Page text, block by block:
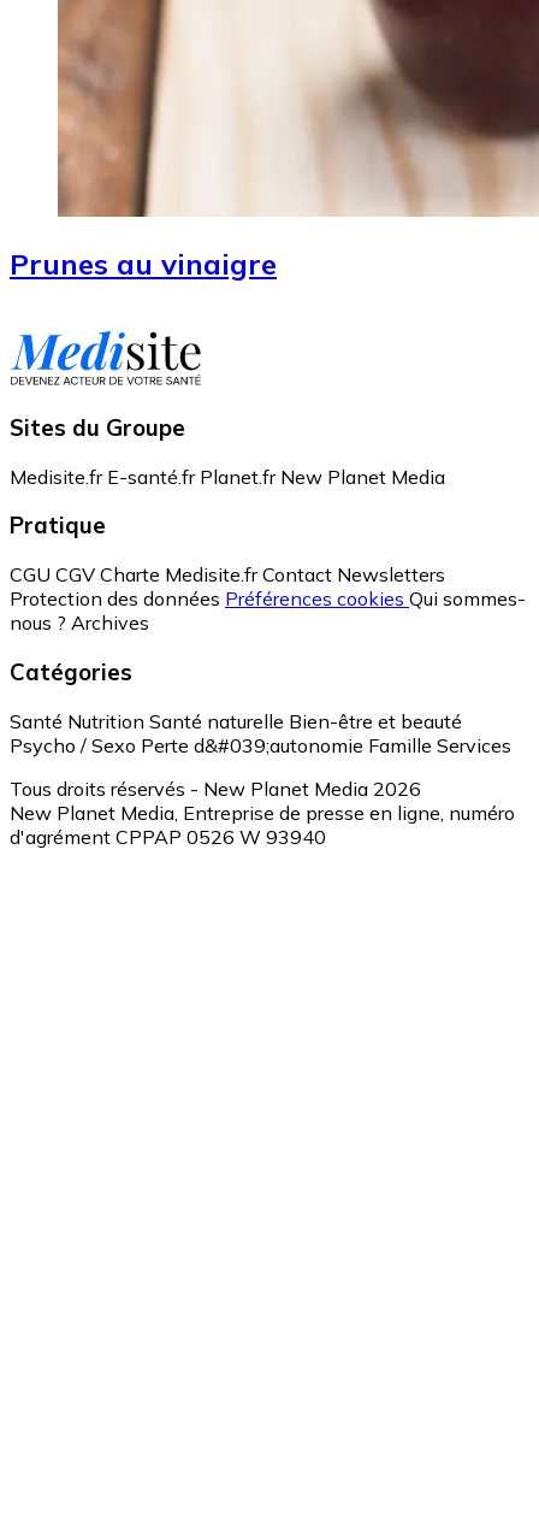
Prunes au vinaigre
Sites du Groupe
Medisite.fr E-santé.fr Planet.fr New Planet Media
Pratique
CGU CGV Charte Medisite.fr Contact Newsletters
Protection des données Préférences cookies Qui sommes-
nous ? Archives
Catégories
Santé Nutrition Santé naturelle Bien-être et beauté
Psycho / Sexo Perte d&#039;autonomie Famille Services
Tous droits réservés - New Planet Media 2026
New Planet Media, Entreprise de presse en ligne, numéro
d'agrément CPPAP 0526 W 93940